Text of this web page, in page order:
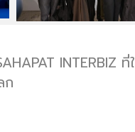
INTERBIZ ที่
ก